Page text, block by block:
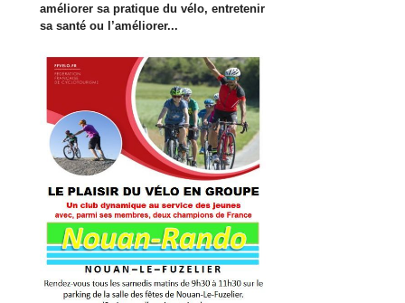
améliorer sa pratique du vélo, entretenir
sa santé ou l’améliorer...